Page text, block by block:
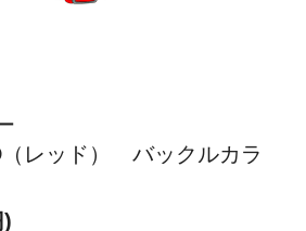
レッド） バックルカラ